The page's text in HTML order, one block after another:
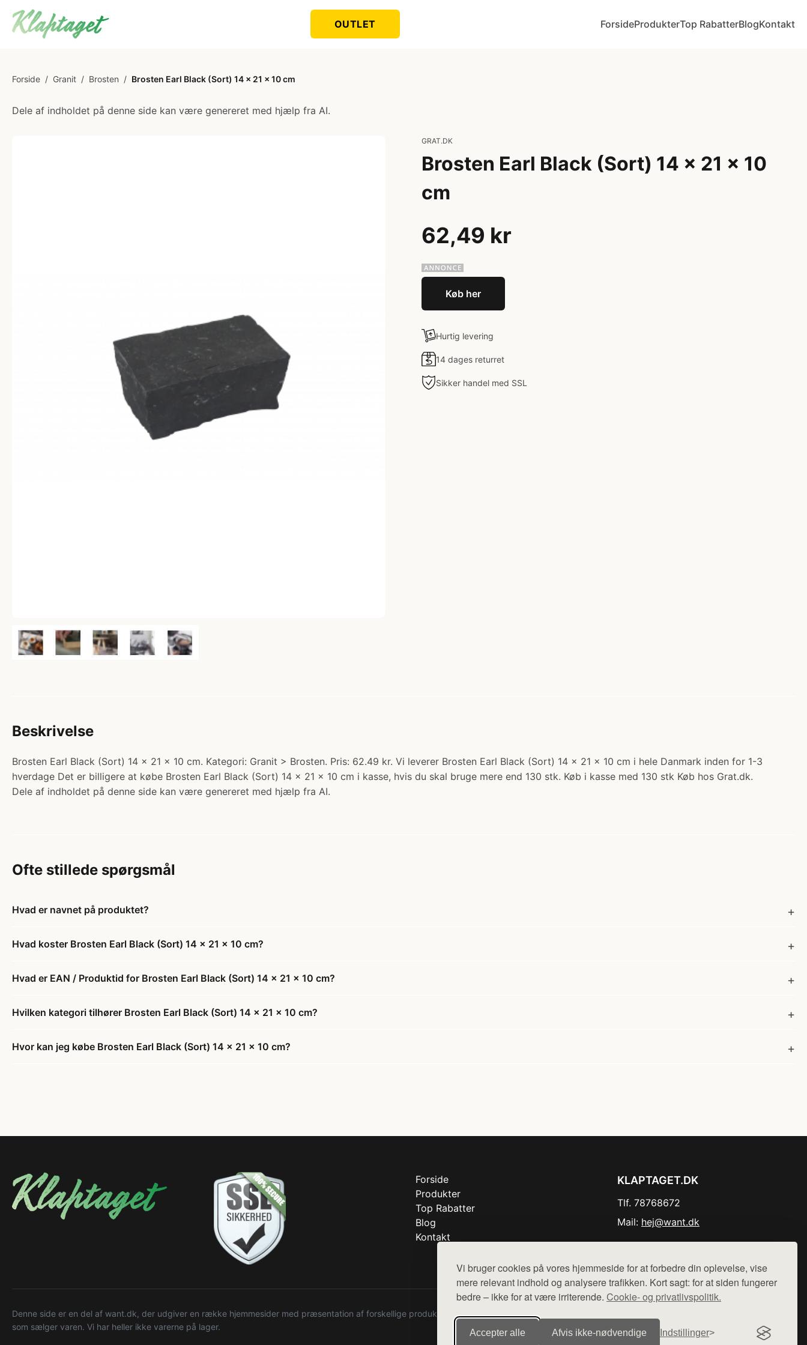
Vi bruger cookies på vores hjemmeside for at forbedre din oplevelse, vise
mere relevant indhold og analysere trafikken. Kort sagt: for at siden fungerer
bedre – ikke for at være irriterende. Cookie- og privatlivspolitik.
Accepter alle Afvis ikke‑nødvendige Indstillinger
OUTLET ForsideProdukterTop RabatterBlogKontakt
Forside / Granit / Brosten / Brosten Earl Black (Sort) 14 x 21 x 10 cm
Dele af indholdet på denne side kan være genereret med hjælp fra AI.
GRAT.DK
Brosten Earl Black (Sort) 14 x 21 x 10
cm
62,49 kr
Køb her
Hurtig levering
14 dages returret
Sikker handel med SSL
Beskrivelse
Brosten Earl Black (Sort) 14 x 21 x 10 cm. Kategori: Granit > Brosten. Pris: 62.49 kr. Vi leverer Brosten Earl Black (Sort) 14 x 21 x 10 cm i hele Danmark inden for 1-3
hverdage Det er billigere at købe Brosten Earl Black (Sort) 14 x 21 x 10 cm i kasse, hvis du skal bruge mere end 130 stk. Køb i kasse med 130 stk Køb hos Grat.dk.
Dele af indholdet på denne side kan være genereret med hjælp fra AI.
Ofte stillede spørgsmål
Hvad er navnet på produktet?
Hvad koster Brosten Earl Black (Sort) 14 x 21 x 10 cm?
Hvad er EAN / Produktid for Brosten Earl Black (Sort) 14 x 21 x 10 cm?
Hvilken kategori tilhører Brosten Earl Black (Sort) 14 x 21 x 10 cm?
Hvor kan jeg købe Brosten Earl Black (Sort) 14 x 21 x 10 cm?
Forside
Produkter
Top Rabatter
Blog
Kontakt
KLAPTAGET.DK
Tlf. 78768672
Mail: hej@want.dk
Denne side er en del af want.dk, der udgiver en række hjemmesider med præsentation af forskellige produkter fra diverse webshops. Der sælges ikke varer fra denne side - vi henviser til de shops,
som sælger varen. Vi har heller ikke varerne på lager.